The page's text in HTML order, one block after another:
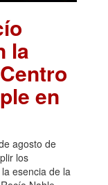
la
en
agosto de
los
esencia de la